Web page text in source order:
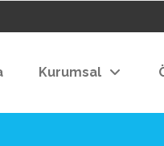
Kurumsal